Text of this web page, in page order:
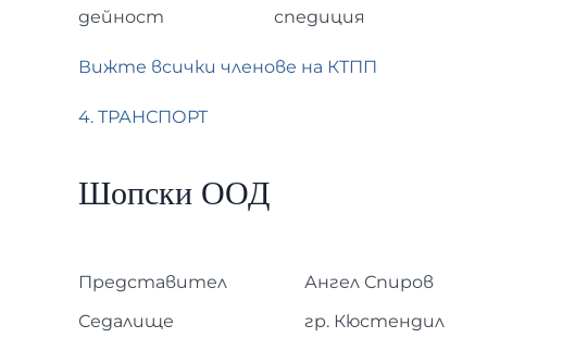
дейност
спедиция
Вижте всички членове на КТПП
4. ТРАНСПОРТ
Шопски ООД
Представител
Ангел Спиров
Седалище
гр. Кюстендил